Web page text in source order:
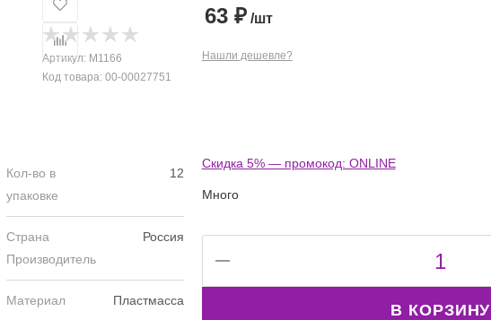
Артикул: М1166
Код товара: 00-00027751
Кол-во в
упаковке
12
Страна
Производитель
Россия
Материал Пластмасса
63₽ /шт
Нашли дешевле?
Cкидка 5% — промокод: ONLINE
Много
В КОРЗИНУ